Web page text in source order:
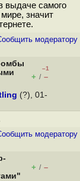
выдаче самого
значит
модератору
–1
+ / –
(?), 01-
модератору
+ / –